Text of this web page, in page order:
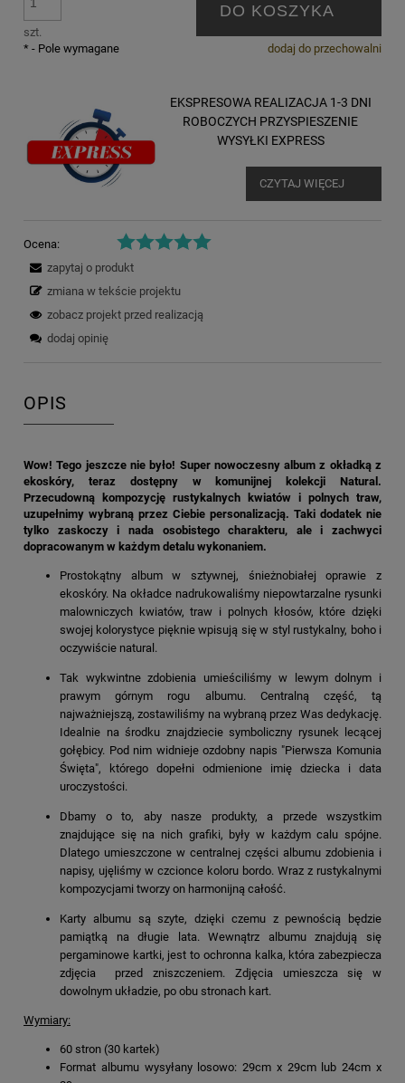
szt.
DO KOSZYKA
dodaj do przechowalni
* - Pole wymagane
EKSPRESOWA REALIZACJA 1-3 DNI
ROBOCZYCH PRZYSPIESZENIE
WYSYŁKI EXPRESS
CZYTAJ WIĘCEJ
Ocena:
zapytaj o produkt
zmiana w tekście projektu
zobacz projekt przed realizacją
dodaj opinię
OPIS
Wow! Tego jeszcze nie było! Super nowoczesny album z okładką z
ekoskóry, teraz dostępny w komunijnej kolekcji Natural.
Przecudowną kompozycję rustykalnych kwiatów i polnych traw,
uzupełnimy wybraną przez Ciebie personalizacją. Taki dodatek nie
tylko zaskoczy i nada osobistego charakteru, ale i zachwyci
dopracowanym w każdym detalu wykonaniem.
Prostokątny album w sztywnej, śnieżnobiałej oprawie z
ekoskóry. Na okładce nadrukowaliśmy niepowtarzalne rysunki
malowniczych kwiatów, traw i polnych kłosów, które dzięki
swojej kolorystyce pięknie wpisują się w styl rustykalny, boho i
oczywiście natural.
Tak wykwintne zdobienia umieściliśmy w lewym dolnym i
prawym górnym rogu albumu. Centralną część, tą
najważniejszą, zostawiliśmy na wybraną przez Was dedykację.
Idealnie na środku znajdziecie symboliczny rysunek lecącej
gołębicy. Pod nim widnieje ozdobny napis "Pierwsza Komunia
Święta", którego dopełni odmienione imię dziecka i data
uroczystości.
Dbamy o to, aby nasze produkty, a przede wszystkim
znajdujące się na nich grafiki, były w każdym calu spójne.
Dlatego umieszczone w centralnej części albumu zdobienia i
napisy, ujęliśmy w czcionce koloru bordo. Wraz z rustykalnymi
kompozycjami tworzy on harmonijną całość.
Karty albumu są szyte, dzięki czemu z pewnością będzie
pamiątką na długie lata. Wewnątrz albumu znajdują się
pergaminowe kartki, jest to ochronna kalka, która zabezpiecza
zdjęcia przed zniszczeniem. Zdjęcia umieszcza się w
dowolnym układzie, po obu stronach kart.
Wymiary:
60 stron (30 kartek)
Format albumu wysyłany losowo: 29cm x 29cm lub 24cm x